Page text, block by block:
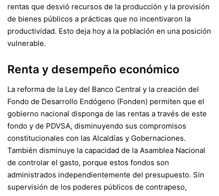
rentas que desvió recursos de la producción y la provisión
de bienes públicos a prácticas que no incentivaron la
productividad. Esto deja hoy a la población en una posición
vulnerable.
Renta y desempeño económico
La reforma de la Ley del Banco Central y la creación del
Fondo de Desarrollo Endógeno (Fonden) permiten que el
gobierno nacional disponga de las rentas a través de este
fondo y de PDVSA, disminuyendo sus compromisos
constitucionales con las Alcaldías y Gobernaciones.
También disminuye la capacidad de la Asamblea Nacional
de controlar el gasto, porque estos fondos son
administrados independientemente del presupuesto. Sin
supervisión de los poderes públicos de contrapeso,